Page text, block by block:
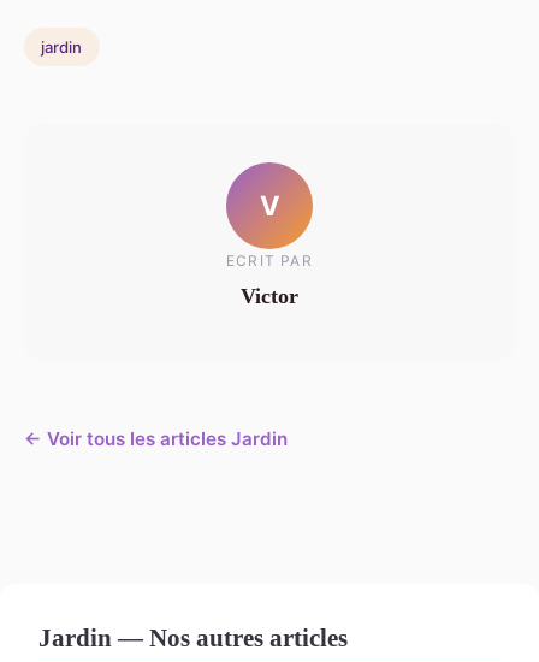
jardin
V
ECRIT PAR
Victor
← Voir tous les articles Jardin
Jardin — Nos autres articles